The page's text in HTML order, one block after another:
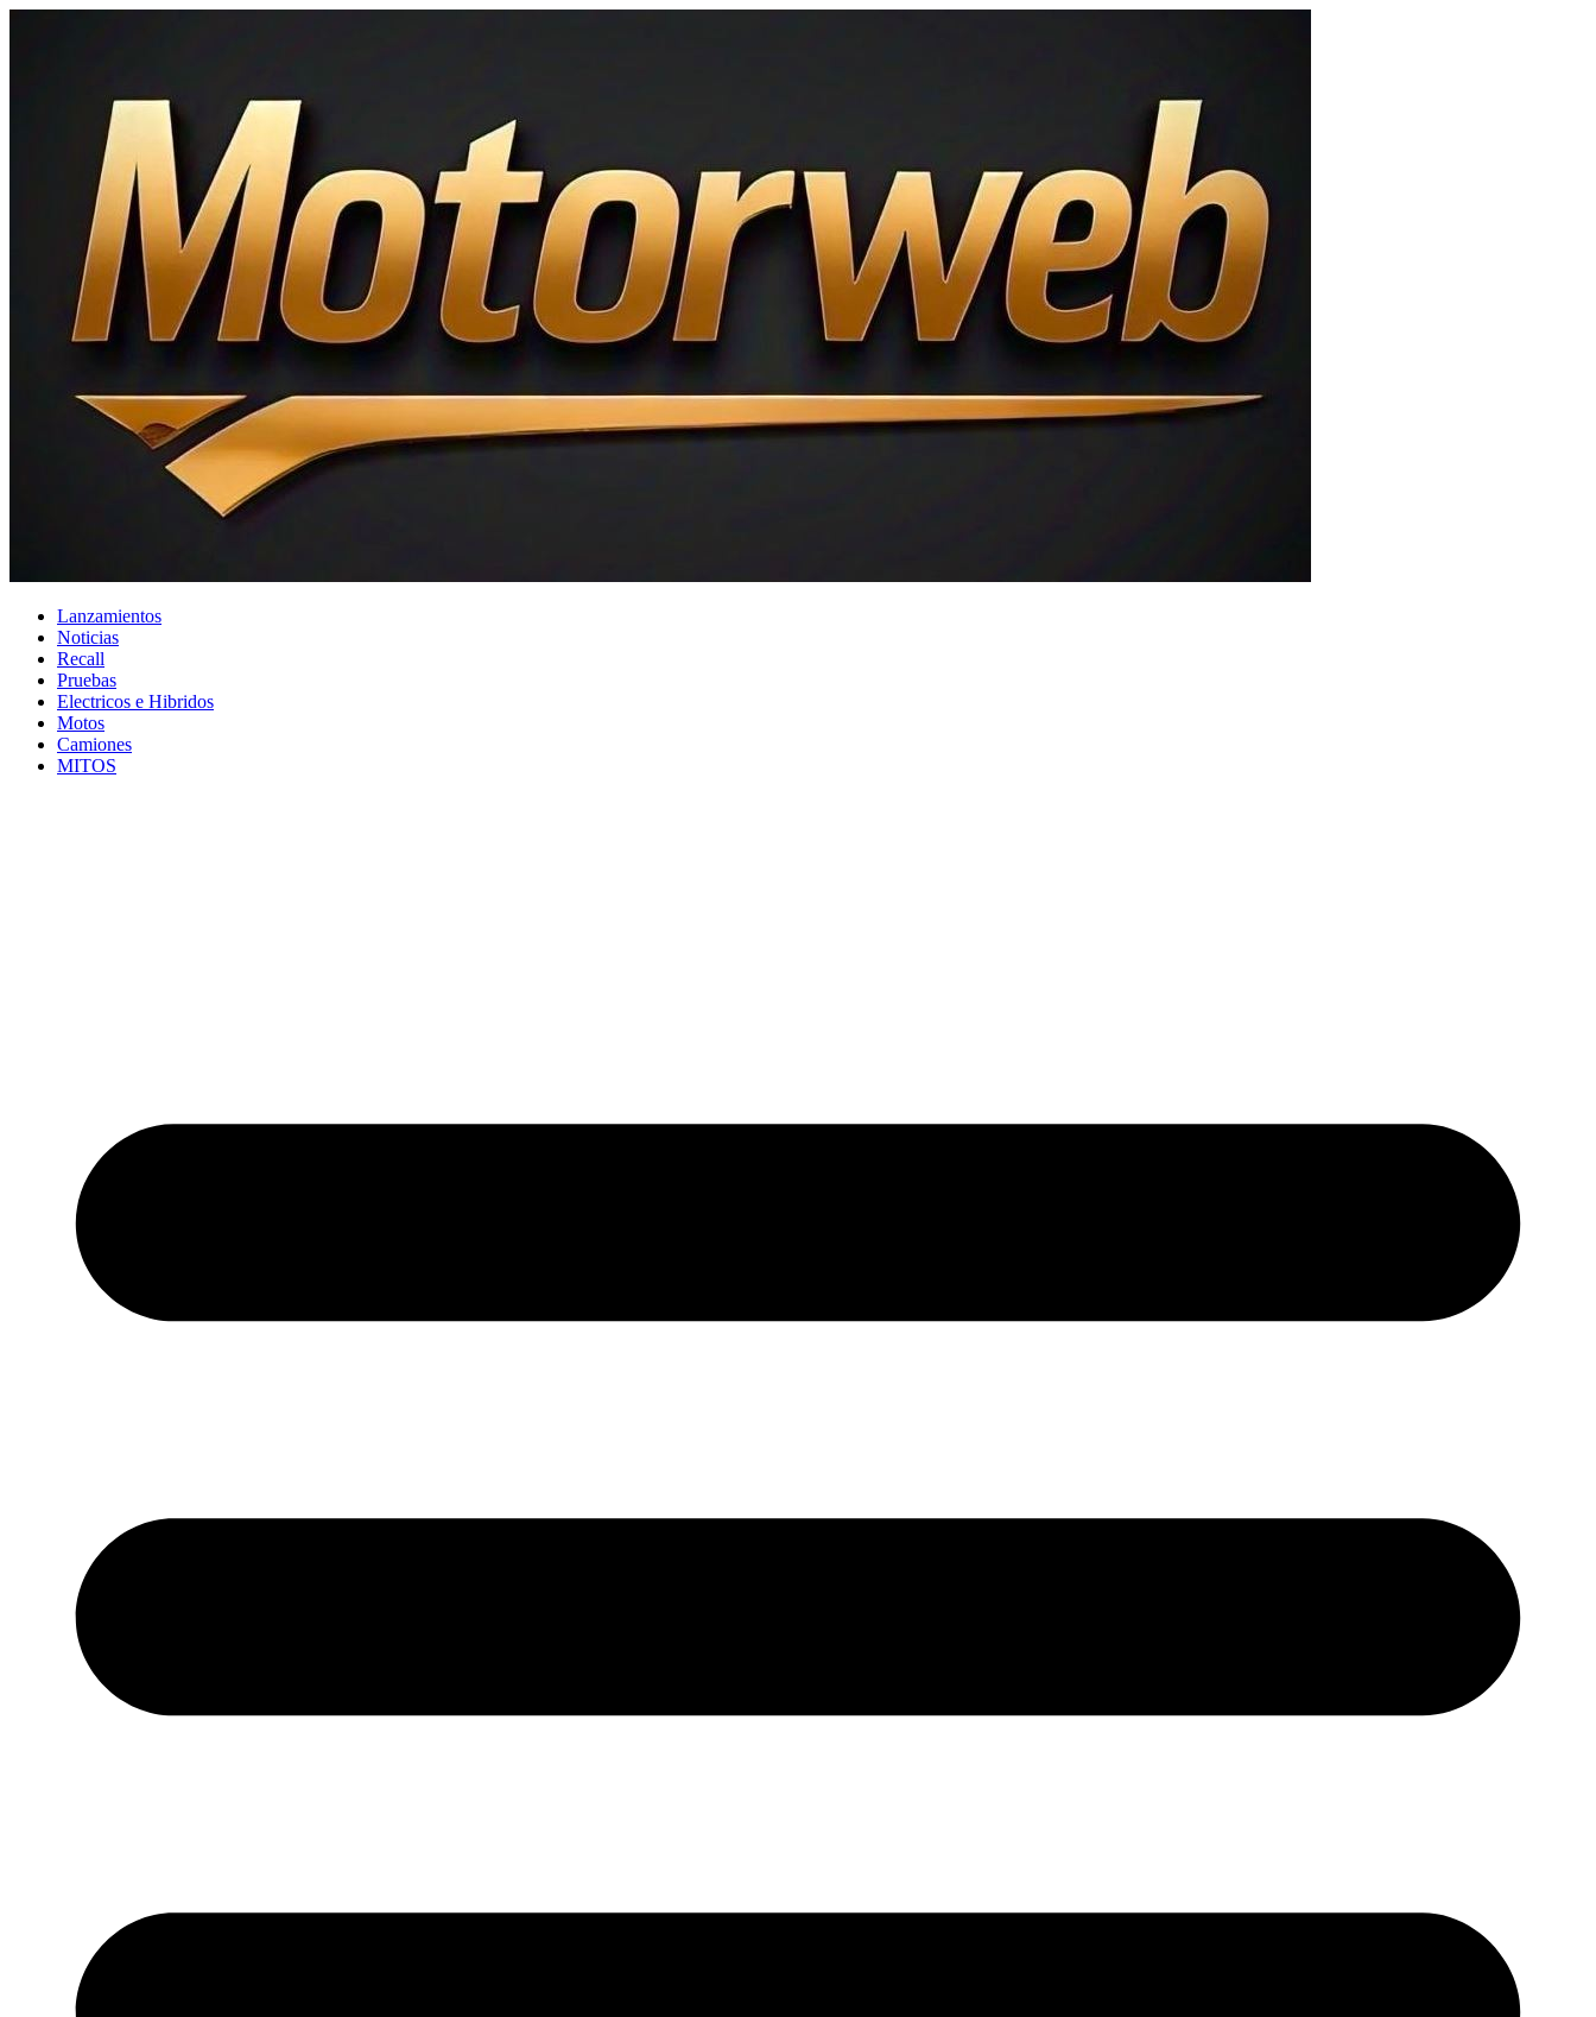
Lanzamientos
Noticias
Recall
Pruebas
Electricos e Hibridos
Motos
Camiones
MITOS